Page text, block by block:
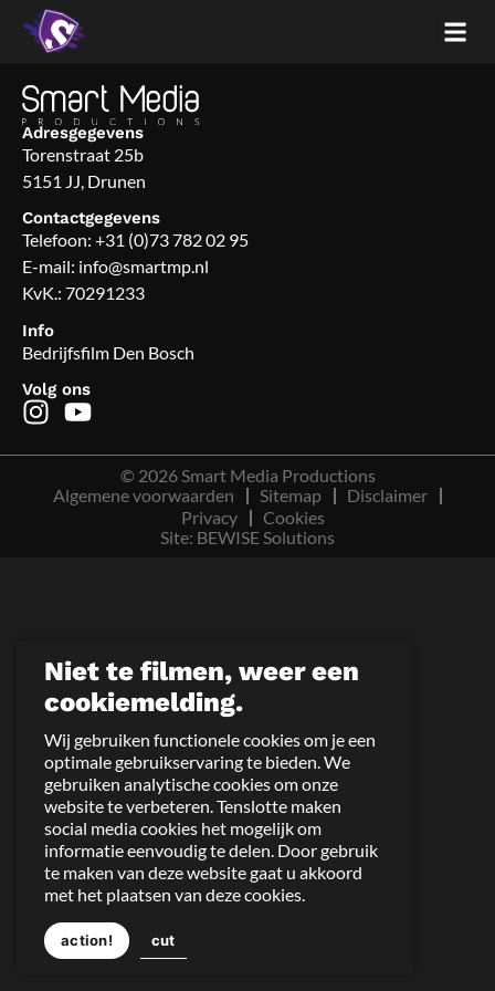
Adresgegevens
Torenstraat 25b
5151 JJ, Drunen
Contactgegevens
Telefoon: +31 (0)73 782 02 95
E-mail: info@smartmp.nl
KvK.: 70291233
Info
Bedrijfsfilm Den Bosch
Volg ons
© 2026 Smart Media Productions
Algemene voorwaarden
Sitemap
Disclaimer
Privacy
Cookies
Site: BEWISE Solutions
Niet te filmen, weer een
cookiemelding.
Wij gebruiken functionele cookies om je een
optimale gebruikservaring te bieden. We
gebruiken analytische cookies om onze
website te verbeteren. Tenslotte maken
social media cookies het mogelijk om
informatie eenvoudig te delen. Door gebruik
te maken van deze website gaat u akkoord
met het plaatsen van deze cookies.
action! cut